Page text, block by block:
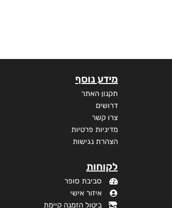
מידע נוסף
תקנון האתר
דרושים
צרו קשר
מדיניות פרטיות
הצהרת נגישות
לקוחות
סביבת סופר
איזור אישי
ביטול הזמנה קיימת